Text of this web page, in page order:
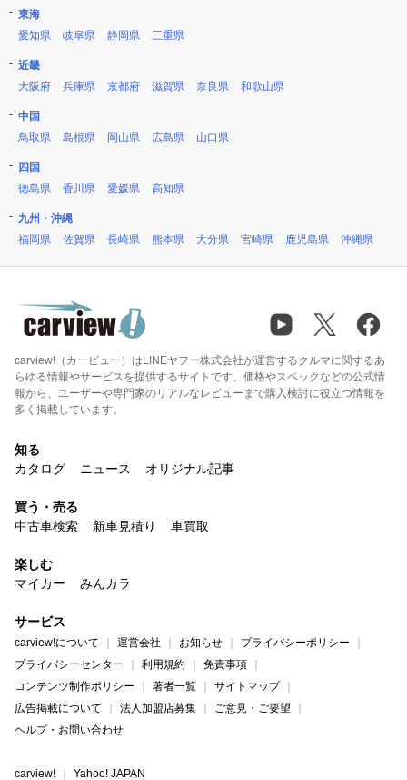
東海
愛知県
岐阜県 静岡県 三重県
近畿
大阪府
兵庫県 京都府 滋賀県 奈良県 和歌山県
中国
鳥取県
島根県 岡山県 広島県 山口県
四国
徳島県
香川県 愛媛県 高知県
九州・沖縄
福岡県
佐賀県 長崎県 熊本県 大分県 宮崎県 鹿児島県 沖縄県
carview!（カービュー）はLINEヤフー株式会社が運営するクルマに関するあ
らゆる情報やサービスを提供するサイトです。価格やスペックなどの公式情
報から、ユーザーや専門家のリアルなレビューまで購入検討に役立つ情報を
多く掲載しています。
知る
カタログ
ニュース オリジナル記事
買う・売る
中古車検索
新車見積り 車買取
楽しむ
マイカー
みんカラ
サービス
carview!について 運営会社 お知らせ
プライバシーポリシー
プライバシーセンター
利用規約
免責事項
コンテンツ制作ポリシー
著者一覧
サイトマップ
広告掲載について
法人加盟店募集
ご意見・ご要望
ヘルプ・お問い合わせ
carview! Yahoo! JAPAN